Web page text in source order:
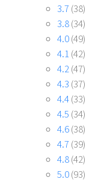
3.7 (38)
3.8(34)
4.0(49)
4.1(42)
4.2(47)
4.3 (37)
4.4(33)
4.5 (34)
4.6(38)
4.7 (39)
4.8(42)
5.0(93)